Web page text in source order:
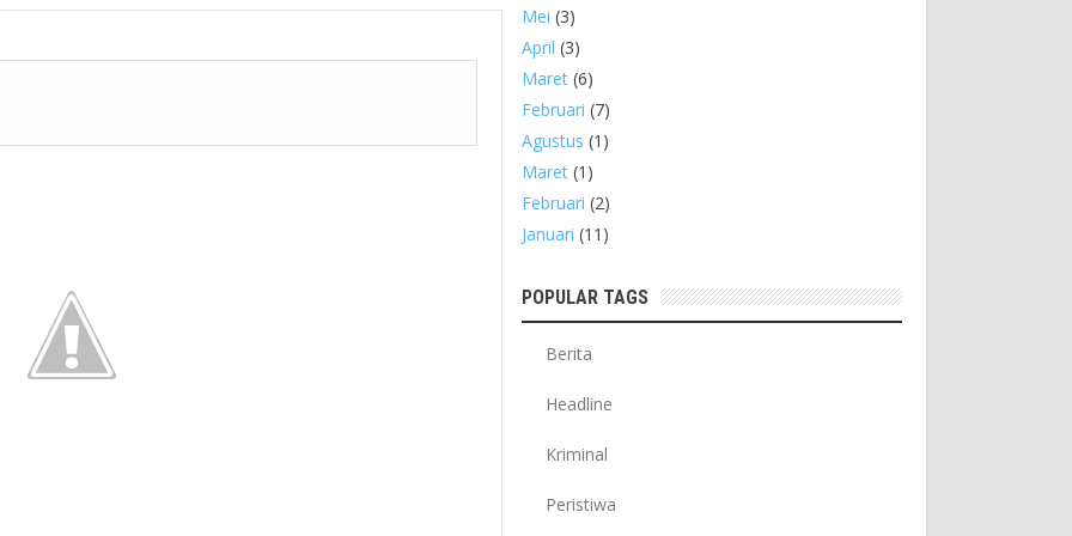
Mei (3)
April (3)
Maret (6)
Februari (7)
Agustus (1)
Maret (1)
Februari (2)
Januari (11)
POPULAR TAGS
Berita
Headline
Kriminal
Peristiwa